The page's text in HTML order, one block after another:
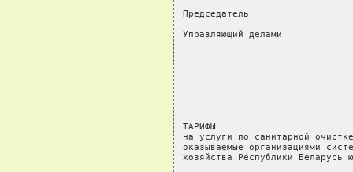
Председатель
Управляющий делами
ТАРИФЫ
на услуги по санитарной
оказываемые организациями
хозяйства Республики Беларусь